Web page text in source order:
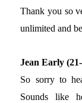
Thank you so
unlimited and
Jean Early
So sorry to
Sounds like